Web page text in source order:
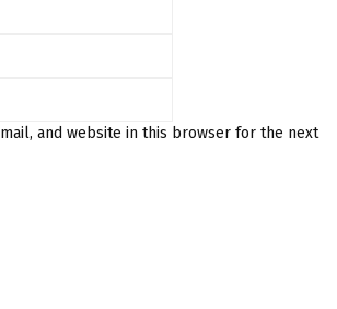
and website in this browser for the next